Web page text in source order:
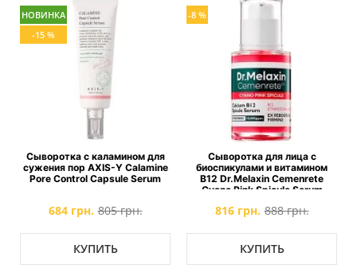
НОВИНКА
-15 %
Сыворотка с каламином для
сужения пор AXIS-Y Calamine
Pore Control Capsule Serum
684 грн. 805 грн.
КУПИТЬ
-8 %
Сыворотка для лица с
биоспикулами и витамином
B12 Dr.Melaxin Cemenrete
Cyano Pink Spicule Serum
816 грн. 888 грн.
КУПИТЬ